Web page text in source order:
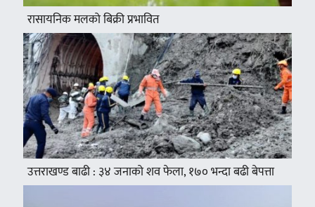
रासायनिक मलको बिक्री प्रभावित
उत्तराखण्ड बाढी : ३४ जनाको शव फेला, १७० भन्दा बढी बेपत्ता